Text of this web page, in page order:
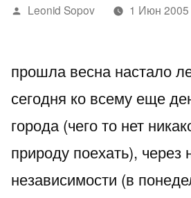
Написано
Leonid Sopov 1 Июн 2005
прошла весна настало
сегодня ко всему еще
города (чего то нет
природу поехать),
независимости (в